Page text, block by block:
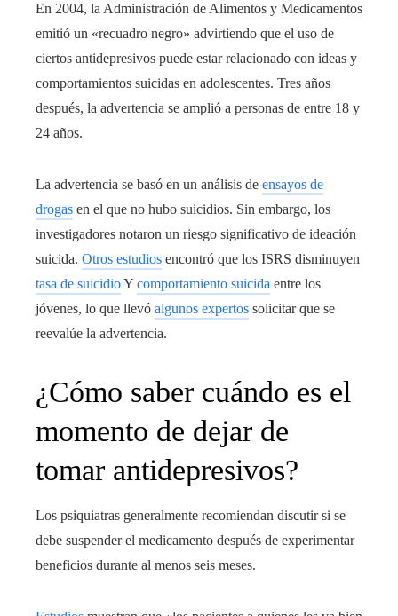
En 2004, la Administración de Alimentos y Medicamentos
emitió un «recuadro negro» advirtiendo que el uso de
ciertos antidepresivos puede estar relacionado con ideas y
comportamientos suicidas en adolescentes. Tres años
después, la advertencia se amplió a personas de entre 18 y
24 años.
La advertencia se basó en un análisis de ensayos de
drogas en el que no hubo suicidios. Sin embargo, los
investigadores notaron un riesgo significativo de ideación
suicida. Otros estudios encontró que los ISRS disminuyen
tasa de suicidioY comportamiento suicida entre los
jóvenes, lo que llevó algunos expertos solicitar que se
reevalúe la advertencia.
¿Cómo saber cuándo es el
momento de dejar de
tomar antidepresivos?
Los psiquiatras generalmente recomiendan discutir si se
debe suspender el medicamento después de experimentar
beneficios durante al menos seis meses.